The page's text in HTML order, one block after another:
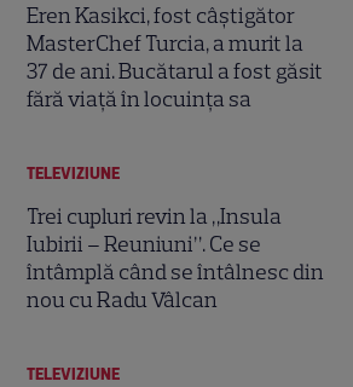
Eren Kasikci, fost câștigător
MasterChef Turcia, a murit la
37 de ani. Bucătarul a fost găsit
fără viață în locuința sa
TELEVIZIUNE
Trei cupluri revin la „Insula
Iubirii – Reuniuni”. Ce se
întâmplă când se întâlnesc din
nou cu Radu Vâlcan
TELEVIZIUNE